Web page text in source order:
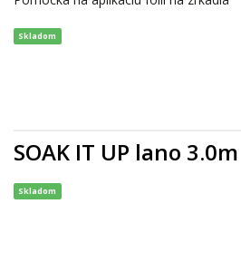
Skladom
SOAK IT UP lano 3.0m
Skladom